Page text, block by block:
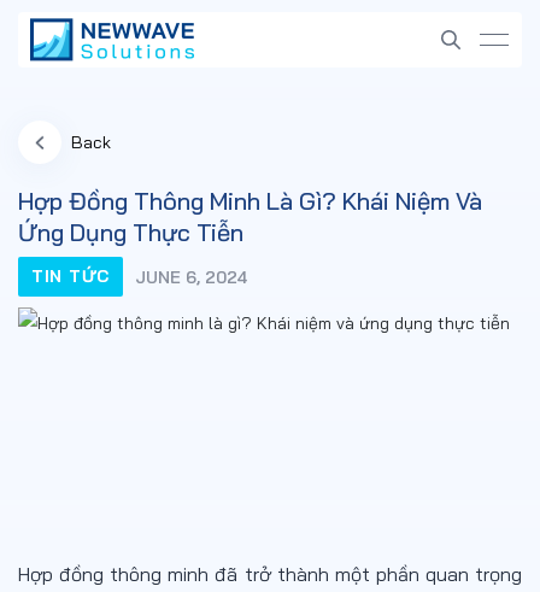
Back
Hợp Đồng Thông Minh Là Gì? Khái Niệm Và
Ứng Dụng Thực Tiễn
TIN TỨC JUNE 6, 2024
Hợp đồng thông minh đã trở thành một phần quan trọng